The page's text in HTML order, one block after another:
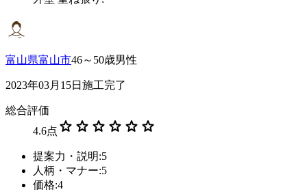
富山県富山市46～50歳男性
2023年03月15日施工完了
総合評価
4.6点 star star star star star star
提案力・説明:5
人柄・マナー:5
価格:4